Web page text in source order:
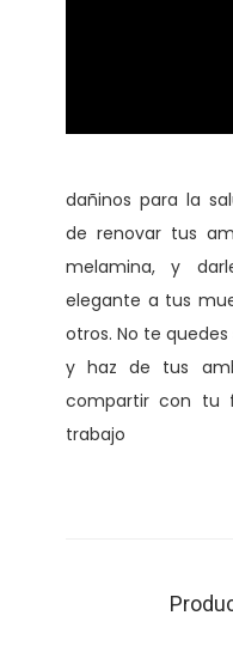
dañinos para la
de renovar tus
melamina, y
elegante a tus
otros. No te
y haz de tus
compartir con tu
trabajo